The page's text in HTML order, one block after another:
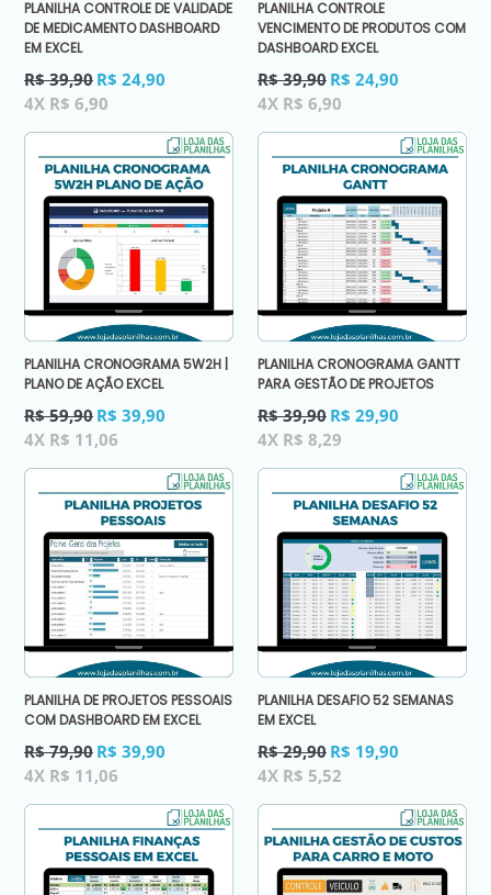
PLANILHA CONTROLE DE VALIDADE
DE MEDICAMENTO DASHBOARD
EM EXCEL
Preço
normal
R$ 39,90 R$ 24,90
4X R$ 6,90
PLANILHA CONTROLE
VENCIMENTO DE PRODUTOS COM
DASHBOARD EXCEL
Preço
normal
R$ 39,90 R$ 24,90
4X R$ 6,90
PLANILHA CRONOGRAMA 5W2H |
PLANO DE AÇÃO EXCEL
Preço
normal
R$ 59,90 R$ 39,90
4X R$ 11,06
PLANILHA CRONOGRAMA GANTT
PARA GESTÃO DE PROJETOS
Preço
normal
R$ 39,90 R$ 29,90
4X R$ 8,29
PLANILHA DE PROJETOS PESSOAIS
COM DASHBOARD EM EXCEL
Preço
normal
R$ 79,90 R$ 39,90
4X R$ 11,06
PLANILHA DESAFIO 52 SEMANAS
EM EXCEL
Preço
normal
R$ 29,90 R$ 19,90
4X R$ 5,52